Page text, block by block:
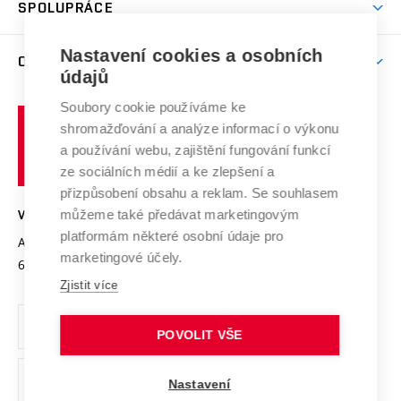
Celoživotní vzdělávání
E-přihláška
Závěrečné práce
Doktorské studium
Studium bez bariér
Podpora podnikání
Mezinárodní vědecká rada
Systém zajišťování kvality výzkumu
Výzkumné infrastruktury
Transfer znalostí
Open Science
Projekty
Projekty ze strukturálních fondů
Specifický výzkum
SPOLUPRÁCE
Firemní spolupráce
Zahraniční spolupráce
Spolupráce se školami
Mezinárodní dohody
Univerzitní sítě
O UNIVERZITĚ
Profil univerzity
Udržitelná univerzita
Podnikavá univerzita / ContriBUTe
Bezpečná univerzita
Vyznamenání
Organizační struktura
Ochrana osobních údajů
odkaz)
učení
technické
Brně
VYSOKÉ UČENÍ TECHNICKÉ V BRNĚ
Antonínská 548/1
602 00 Brno
www.vut.cz
vut@vutbr.cz
Nastavení cookies a osobních
údajů
Soubory cookie používáme ke
shromažďování a analýze informací o výkonu
a používání webu, zajištění fungování funkcí
ze sociálních médií a ke zlepšení a
přizpůsobení obsahu a reklam. Se souhlasem
můžeme také předávat marketingovým
platformám některé osobní údaje pro
marketingové účely.
Zjistit více
POVOLIT VŠE
Nastavení